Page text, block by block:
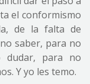
el conformismo
de la falta de
saber, para no
dudar, para no
Y yo les temo.